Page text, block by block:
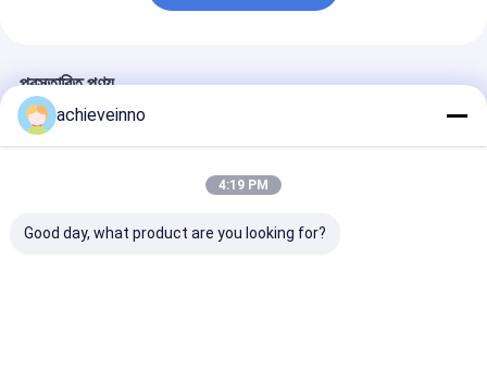
প্রস্তাবিত পণ্য
achieveinno
4:19 PM
Good day, what product are you looking for?